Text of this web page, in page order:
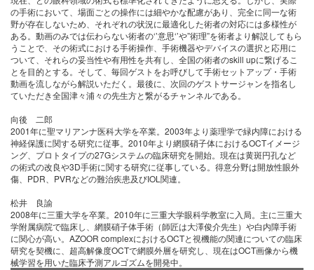
の手術において、場面ごとの操作には細やかな配慮があり、完全に同一な術
野が存在しないため、それぞれの状況に最適化した術者の対応には多様性が
ある。動画のみでは伝わらない術者の‘’意思‘’や”術理”を術者より解説してもら
うことで、その術式における手術操作、手術機器やデバイスの選択と応用に
ついて、それらの妥当性や有用性を共有し、全国の術者のskill upに繋げるこ
とを目的とする。そして、毎回ゲストをお呼びして手術セットアップ・手術
動画を流しながら解説いただく。最後に、次回のゲストサージャンを指名し
ていただき全国津々浦々の先生方と繋がるチャンネルである。
向後 二郎
2001年に聖マリアンナ医科大学を卒業。2003年より薬理学で緑内障における
神経保護に関する研究に従事。2010年より網膜硝子体におけるOCTイメージ
ング、プロトタイプの27Gシステムの臨床研究を開始。現在は黄斑円孔など
の術式の改良や3D手術に関する研究に従事している。得意分野は開放性眼外
傷、PDR、PVRなどの難治疾患及びIOL関連。
松井 良諭
2008年に三重大学を卒業。2010年に三重大学眼科学教室に入局。主に三重大
学附属病院で臨床し、網膜硝子体手術（師匠は大澤俊介先生）や白内障手術
に関心が高い。AZOOR complexにおけるOCTと視機能の関連についての臨床
研究を契機に、超高解像度OCTで網膜外層を研究し、現在はOCT画像から機
械学習を用いた臨床予測アルゴズムを開発中。